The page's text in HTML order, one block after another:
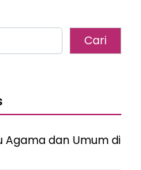
Cari
Agama dan Umum di